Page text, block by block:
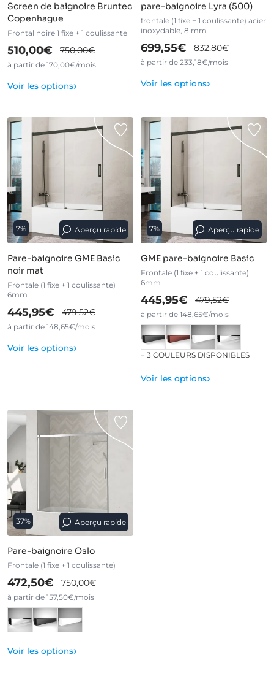
Screen de baignoire Bruntec
Copenhague
Frontal noire 1 fixe + 1 coulissante
510,00€ 750,00€
à partir de 170,00€/mois
Voir les options›
pare-baignoire Lyra (500)
frontale (1 fixe + 1 coulissante) acier
inoxydable, 8 mm
699,55€ 832,80€
à partir de 233,18€/mois
Voir les options›
7% Aperçu rapide
Pare-baignoire GME Basic
noir mat
Frontale (1 fixe + 1 coulissante)
6mm
445,95€ 479,52€
à partir de 148,65€/mois
Voir les options›
7% Aperçu rapide
GME pare-baignoire Basic
Frontale (1 fixe + 1 coulissante)
6mm
445,95€ 479,52€
à partir de 148,65€/mois
+ 3 COULEURS DISPONIBLES
Voir les options›
37% Aperçu rapide
Pare-baignoire Oslo
Frontale (1 fixe + 1 coulissante)
472,50€ 750,00€
à partir de 157,50€/mois
Voir les options›